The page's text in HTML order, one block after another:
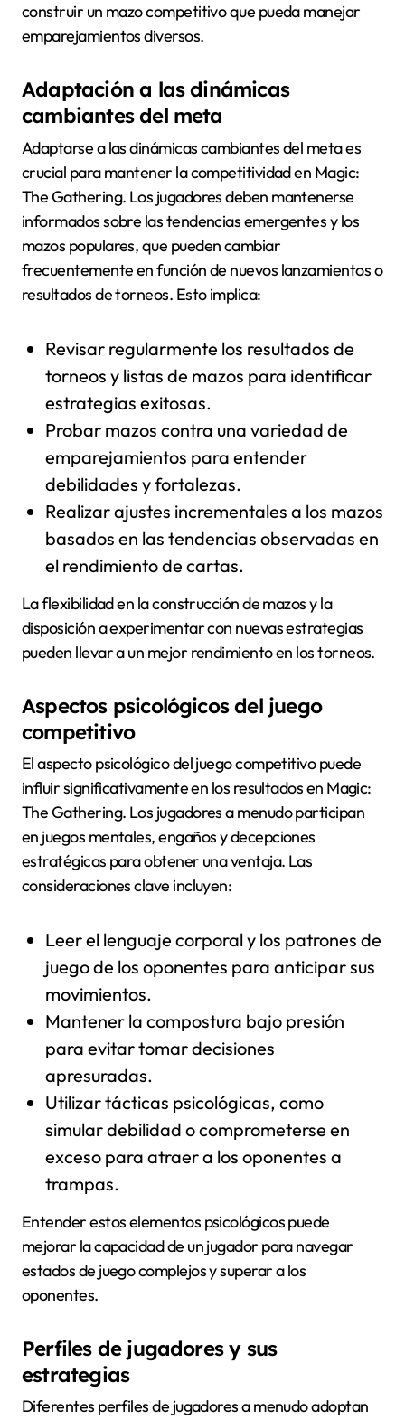
construir un mazo competitivo que pueda manejar
emparejamientos diversos.
Adaptación a las dinámicas
cambiantes del meta
Adaptarse a las dinámicas cambiantes del meta es
crucial para mantener la competitividad en Magic:
The Gathering. Los jugadores deben mantenerse
informados sobre las tendencias emergentes y los
mazos populares, que pueden cambiar
frecuentemente en función de nuevos lanzamientos o
resultados de torneos. Esto implica:
Revisar regularmente los resultados de
torneos y listas de mazos para identificar
estrategias exitosas.
Probar mazos contra una variedad de
emparejamientos para entender
debilidades y fortalezas.
Realizar ajustes incrementales a los mazos
basados en las tendencias observadas en
el rendimiento de cartas.
La flexibilidad en la construcción de mazos y la
disposición a experimentar con nuevas estrategias
pueden llevar a un mejor rendimiento en los torneos.
Aspectos psicológicos del juego
competitivo
El aspecto psicológico del juego competitivo puede
influir significativamente en los resultados en Magic:
The Gathering. Los jugadores a menudo participan
en juegos mentales, engaños y decepciones
estratégicas para obtener una ventaja. Las
consideraciones clave incluyen:
Leer el lenguaje corporal y los patrones de
juego de los oponentes para anticipar sus
movimientos.
Mantener la compostura bajo presión
para evitar tomar decisiones
apresuradas.
Utilizar tácticas psicológicas, como
simular debilidad o comprometerse en
exceso para atraer a los oponentes a
trampas.
Entender estos elementos psicológicos puede
mejorar la capacidad de un jugador para navegar
estados de juego complejos y superar a los
oponentes.
Perfiles de jugadores y sus
estrategias
Diferentes perfiles de jugadores a menudo adoptan